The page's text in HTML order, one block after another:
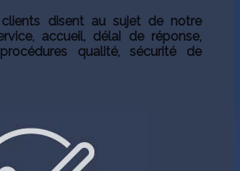
disent au sujet de notre
accueil, délai de réponse,
qualité, sécurité de